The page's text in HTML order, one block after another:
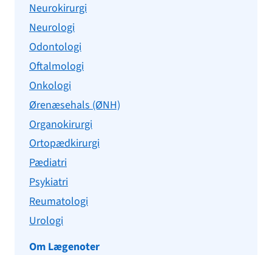
Neurokirurgi
Neurologi
Odontologi
Oftalmologi
Onkologi
Ørenæsehals (ØNH)
Organokirurgi
Ortopædkirurgi
Pædiatri
Psykiatri
Reumatologi
Urologi
Om Lægenoter